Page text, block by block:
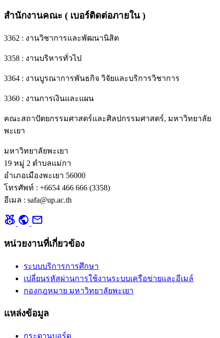
สำนักงานคณะ ( เบอร์ติดต่อภายใน )
3362 : งานวิชาการและพัฒนานิสิต
3358 : งานบริหารทั่วไป
3364 : งานบูรณาการพันธกิจ วิจัยและบริการวิชาการ
3360 : งานการเงินและแผน
คณะสถาปัตยกรรมศาสตร์และศิลปกรรมศาสตร์, มหาวิทยาลัย
พะเยา
มหาวิทยาลัยพะเยา
19 หมู่ 2 ตำบลแม่กา
อำเภอเมืองพะเยา 56000
โทรศัพท์ : +6654 466 666 (3358)
อีเมล : safa@up.ac.th
social_leaderboard public mail
หน่วยงานที่เกี่ยวข้อง
ระบบบริการการศึกษา
เปลี่ยนรหัสผ่านการใช้งานระบบเครือข่ายและอีเมล์
กองกฎหมาย มหาวิทยาลัยพะเยา
แหล่งข้อมูล
กระดานบอร์ด